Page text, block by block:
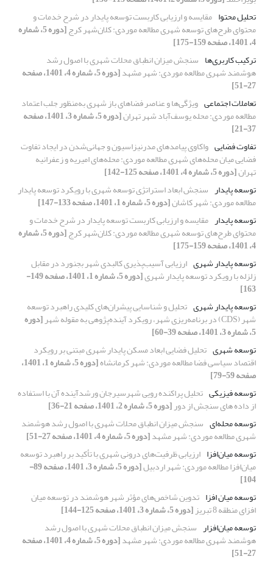
تحلیل محتوا مقایسه و ارزیابی کاربست توسعه پایدار در شرح خدمات و
محتوای طرح‌های توسعه شهری مطالعه موردی: کلان‌شهر کرج [دوره 5، شماره
4، 1401، صفحه 159-175]
ترکیب کاربری‌ها سنجش میزان انطباق محلات شهری با اصول رشد
هوشمند شهری مطالعه موردی: شهر مشهد [دوره 5، شماره 4، 1401، صفحه
27-51]
تعاملات اجتماعی ویژگی‌ها و عناصر فضاهای باز شهری به‌منظور جلب اعتماد
مطالعه موردی: محله یوسف‌آباد شهر تهران [دوره 5، شماره 3، 1401، صفحه
37-21]
تفاوت فضایی واکاوی پیامدهای مدرنیزاسیون و جهانی‌شدن در ایجاد تفاوت
فضایی میان محله‌های شهری مطالعه موردی: محله‌های امیریه و زعفرانیه
تهران[دوره 5، شماره 4، 1401، صفحه 125-142]
توسعه پایدار سنجش ابعاد استراتژی توسعه شهری با رویکرد توسعه پایدار
مطالعه موردی: شهر کاشان[دوره 5، شماره 1، 1401، صفحه 133-147]
توسعه پایدار مقایسه و ارزیابی کاربست توسعه پایدار در شرح خدمات و
محتوای طرح‌های توسعه شهری مطالعه موردی: کلان‌شهر کرج [دوره 5، شماره
4، 1401، صفحه 159-175]
توسعه پایدار شهری ارزیابی آسیب‌پذیری کالبدی شهر بجنورد در مقابل
زلزله با رویکرد توسعه پایدار شهری [دوره 5، شماره 1، 1401، صفحه 149-
163]
توسعه پایدار شهری تحلیل و شناسایی پیشران‌های کلیدی راهبرد توسعه
شهر (CDS) در برنامه‌ریزی شهر، رویکرد آینده‌پژوهی به مقوله شهر [دوره
5، شماره 3، 1401، صفحه 39-60]
توسعه شهری تحلیل فضایی ابعاد مسکن پایدار شهری مبتنی بر رویکرد
اقتصاد سیاسی فضا مطالعه موردی: شهر کرمانشاه [دوره 5، شماره 1، 1401،
صفحه 59-79]
توسعه فیزیکی تحلیل پراکنده رویی شهرسیرجان ورشدآینده آن با استفاده
از داده های سنجش از دور[دوره 5، شماره 2، 1401، صفحه 21-36]
توسعه محله‌ای سنجش میزان انطباق محلات شهری با اصول رشد هوشمند
شهری مطالعه موردی: شهر مشهد[دوره 5، شماره 4، 1401، صفحه 27-51]
توسعه میان‌افزا ارزیابی ظرفیت‌های درونی شهری با تأکید بر راهبرد توسعه
میان‌افزا مطالعه موردی: شهر اردبیل [دوره 5، شماره 3، 1401، صفحه 89-
104]
توسعه میان افزا تدوین شاخص‌های مؤثر شهر هوشمند در توسعه میان
افزای منطقه 8 تبریز
[دوره 5، شماره 3، 1401، صفحه 125-144]
توسعه میان‌افزار سنجش میزان انطباق محلات شهری با اصول رشد
هوشمند شهری مطالعه موردی: شهر مشهد [دوره 5، شماره 4، 1401، صفحه
27-51]